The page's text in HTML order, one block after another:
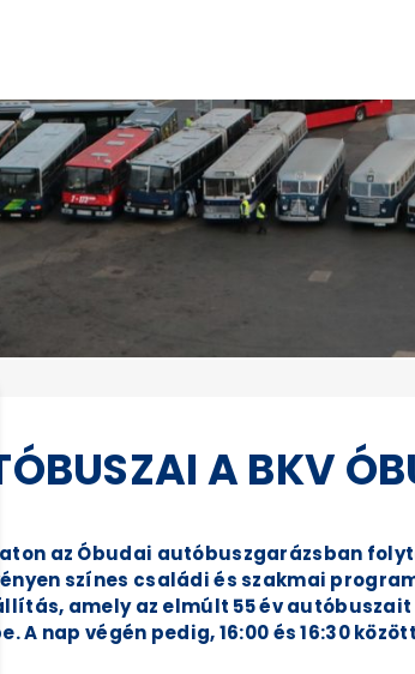
A BKV
az Óbudai autóbuszgarázsban
színes családi és szakmai
amely az elmúlt 55 év
A nap végén pedig, 16:00 és 16:30